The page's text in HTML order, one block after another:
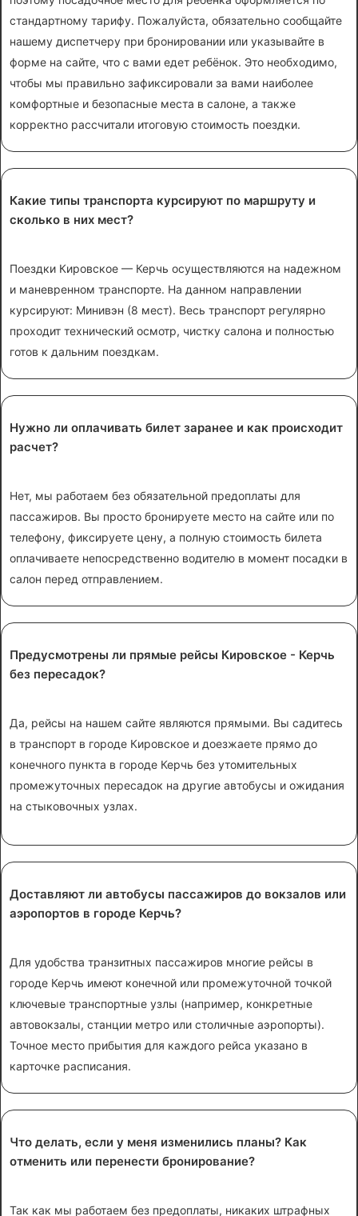
стандартному тарифу. Пожалуйста, обязательно сообщайте
нашему диспетчеру при бронировании или указывайте в
форме на сайте, что с вами едет ребёнок. Это необходимо,
чтобы мы правильно зафиксировали за вами наиболее
комфортные и безопасные места в салоне, а также
корректно рассчитали итоговую стоимость поездки.
Какие типы транспорта курсируют по маршруту и
сколько в них мест?
Поездки Кировское — Керчь осуществляются на надежном
и маневренном транспорте. На данном направлении
курсируют: Минивэн (8 мест). Весь транспорт регулярно
проходит технический осмотр, чистку салона и полностью
готов к дальним поездкам.
Нужно ли оплачивать билет заранее и как происходит
расчет?
Нет, мы работаем без обязательной предоплаты для
пассажиров. Вы просто бронируете место на сайте или по
телефону, фиксируете цену, а полную стоимость билета
оплачиваете непосредственно водителю в момент посадки в
салон перед отправлением.
Предусмотрены ли прямые рейсы Кировское - Керчь
без пересадок?
Да, рейсы на нашем сайте являются прямыми. Вы садитесь
в транспорт в городе Кировское и доезжаете прямо до
конечного пункта в городе Керчь без утомительных
промежуточных пересадок на другие автобусы и ожидания
на стыковочных узлах.
Доставляют ли автобусы пассажиров до вокзалов или
аэропортов в городе Керчь?
Для удобства транзитных пассажиров многие рейсы в
городе Керчь имеют конечной или промежуточной точкой
ключевые транспортные узлы (например, конкретные
автовокзалы, станции метро или столичные аэропорты).
Точное место прибытия для каждого рейса указано в
карточке расписания.
Что делать, если у меня изменились планы? Как
отменить или перенести бронирование?
Так как мы работаем без предоплаты, никаких штрафных